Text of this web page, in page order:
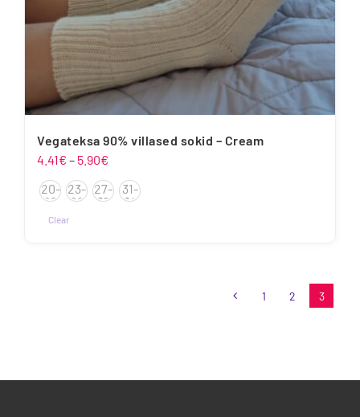
Vegateksa 90% villased sokid – Cream
4.41€ – 5.90€
4.41€
kuni
20-
22
23-
26
27-
30
31-
34
Clear
1 2 3